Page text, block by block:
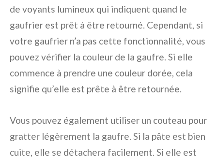
de voyants lumineux qui indiquent quand le
gaufrier est prêt à être retourné. Cependant, si
votre gaufrier n’a pas cette fonctionnalité, vous
pouvez vérifier la couleur de la gaufre. Si elle
commence à prendre une couleur dorée, cela
signifie qu’elle est prête à être retournée.
Vous pouvez également utiliser un couteau pour
gratter légèrement la gaufre. Si la pâte est bien
cuite, elle se détachera facilement. Si elle est